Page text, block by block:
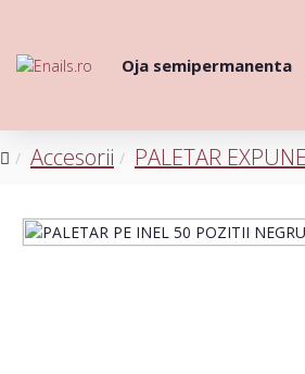
Oja semipermanenta
Accesorii PALETAR